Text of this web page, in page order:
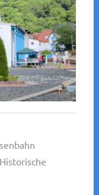
Historische